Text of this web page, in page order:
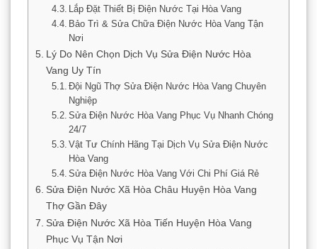
Lắp Đặt Thiết Bị Điện Nước Tại Hòa Vang
Bảo Trì & Sửa Chữa Điện Nước Hòa Vang Tận
Nơi
Lý Do Nên Chọn Dịch Vụ Sửa Điện Nước Hòa
Vang Uy Tín
Đội Ngũ Thợ Sửa Điện Nước Hòa Vang Chuyên
Nghiệp
Sửa Điện Nước Hòa Vang Phục Vụ Nhanh Chóng
24/7
Vật Tư Chính Hãng Tại Dịch Vụ Sửa Điện Nước
Hòa Vang
Sửa Điện Nước Hòa Vang Với Chi Phí Giá Rẻ
Sửa Điện Nước Xã Hòa Châu Huyện Hòa Vang
Thợ Gần Đây
Sửa Điện Nước Xã Hòa Tiến Huyện Hòa Vang
Phục Vụ Tận Nơi